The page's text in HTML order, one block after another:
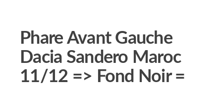
Phare Avant Gauche
Dacia Sandero Maroc
11/12 => Fond Noir =